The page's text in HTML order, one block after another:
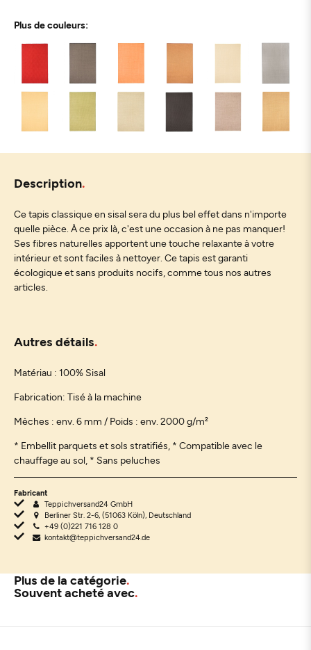
Plus de couleurs:
Description
Ce tapis classique en sisal sera du plus bel effet dans n'importe
quelle pièce. À ce prix là, c'est une occasion à ne pas manquer!
Ses fibres naturelles apportent une touche relaxante à votre
intérieur et sont faciles à nettoyer. Ce tapis est garanti
écologique et sans produits nocifs, comme tous nos autres
articles.
Autres détails
Matériau : 100% Sisal
Fabrication: Tisé à la machine
Mèches : env. 6 mm / Poids : env. 2000 g/m²
* Embellit parquets et sols stratifiés, * Compatible avec le
chauffage au sol, * Sans peluches
Fabricant
Teppichversand24 GmbH
Berliner Str. 2-6, (51063 Köln), Deutschland
+49 (0)221 716 128 0
kontakt@teppichversand24.de
Plus de la catégorie
Souvent acheté avec